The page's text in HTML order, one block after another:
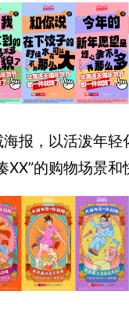
报，以活泼年轻
XX”的购物场景和